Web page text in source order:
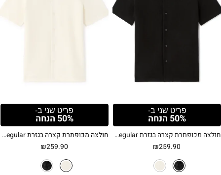
פריט שני ב-
50% הנחה
חולצה מכופתרת קצרה בגזרת Regular עם טקסטורה – שחור
₪259.90
פריט שני ב-
50% הנחה
חולצה מכופתרת קצרה בגזרת Regular עם טקסטורה – שמנת
₪259.90